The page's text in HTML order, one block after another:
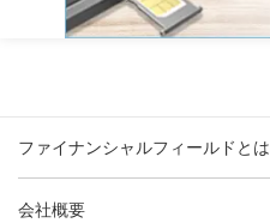
ファイナンシャルフィールドとは
会社概要